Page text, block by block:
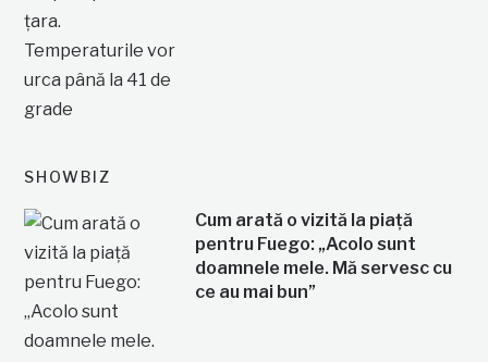
SHOWBIZ
Cum arată o vizită la piață
pentru Fuego: „Acolo sunt
doamnele mele. Mă servesc cu
ce au mai bun”